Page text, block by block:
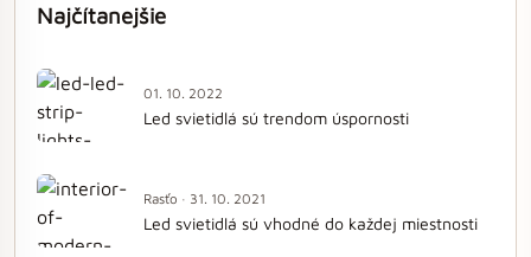
Najčítanejšie
01. 10. 2022
Led svietidlá sú trendom úspornosti
Rasťo · 31. 10. 2021
Led svietidlá sú vhodné do každej miestnosti